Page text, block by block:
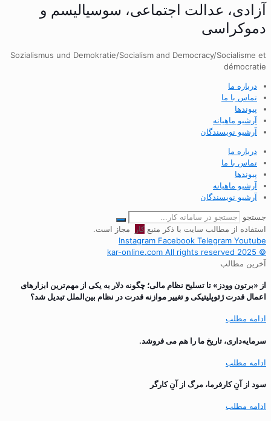
آزادی، عدالت اجتماعی، سوسیالیسم و
دموکراسی
Sozialismus und Demokratie/Socialism and Democracy/Socialisme et
démocratie
درباره ما
تماس با ما
پیوندها
آرشیو ماهیانه
آرشیو نویسندگان
درباره ما
تماس با ما
پیوندها
آرشیو ماهیانه
آرشیو نویسندگان
جستجو
استفاده از مطالب سایت با ذکر منبعکار
مجاز است.
Instagram Facebook Telegram Youtube
© 2025 kar-online.com All rights reserved
آخرین مطالب
از «برتون وودز» تا تسلیح نظام مالی؛ چگونه دلار به یکی از مهم‌ترین ابزارهای
اعمال قدرت ژئوپلیتیکی و تغییر موازنه قدرت در نظام بین‌الملل تبدیل شد؟
ادامه مطلب
سرمایه‌داری، تاریخ ما را هم می فروشد.
ادامه مطلب
سود از آنِ کارفرما، مرگ از آنِ کارگر
ادامه مطلب